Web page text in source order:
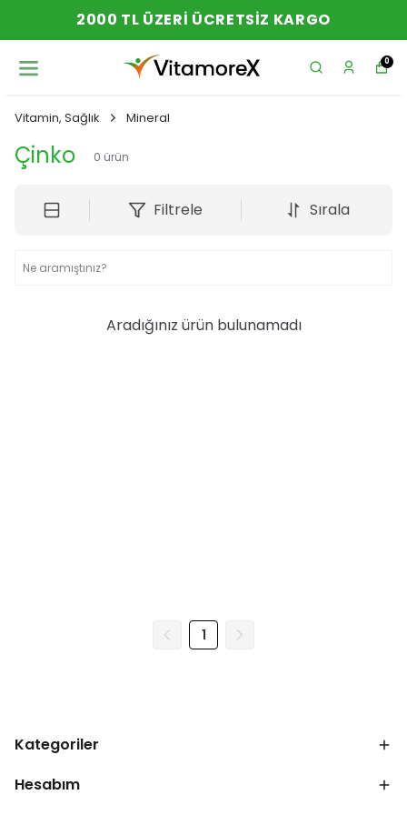
2000 TL ÜZERI ÜCRETSIZ KARGO
0
Vitamin, Sağlık Mineral
Çinko 0 ürün
Filtrele Sırala
Aradığınız ürün bulunamadı
1
Kategoriler
Hesabım